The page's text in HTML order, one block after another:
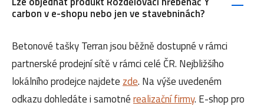
carbon v e-shopu nebo jen ve stavebninách?
Betonové tašky Terran jsou běžně dostupné v rámci
partnerské prodejní sítě v rámci celé ČR. Nejbližšího
lokálního prodejce najdete zde. Na výše uvedeném
odkazu dohledáte i samotnérealizační firmy. E-shop pro